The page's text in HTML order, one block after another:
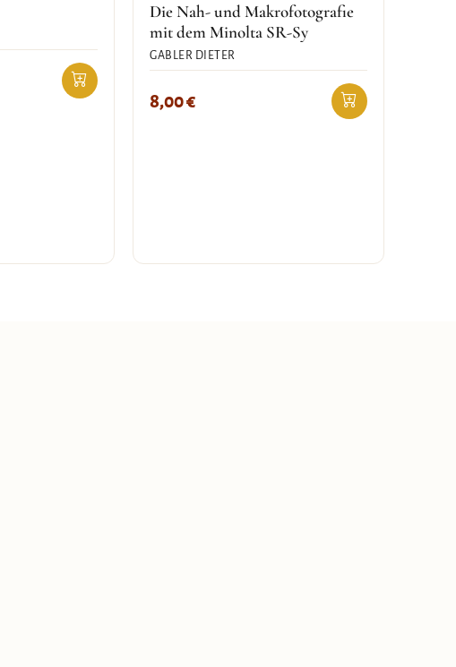
Die Nah- und Makrofotografie
mit dem Minolta SR-Sy
GABLER DIETER
8,00€